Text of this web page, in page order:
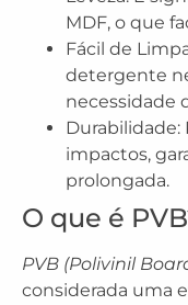
MDF, o que
Fácil de
detergente
necessidade
Durabilidade:
impactos,
prolongada.
O que é
PVB (Polivinil
considerada uma